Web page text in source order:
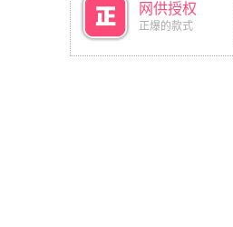
网供授权
正爆的款式